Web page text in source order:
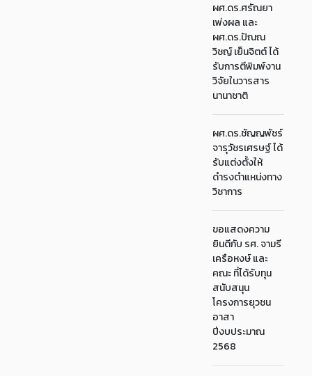
ผศ.ดร.ศรัณยา
เพ่งผล และ
ผศ.ดร.ปัณณ
วิชญ์ เย็นจิตต์ ได้
รับการตีพิมพ์งาน
วิจัยในวารสาร
นานาชาติ
ผศ.ดร.ชัญญพัชร์
จารุวัชรเศรษฐ์ ได้
รับแต่งตั้งให้
ดำรงตำแหน่งทาง
วิชาการ
ขอแสดงความ
ยินดีกับ รศ. จามรี
เครือหงษ์ และ
คณะ ที่ได้รับทุน
สนับสนุน
โครงการยุวชน
อาสา
ปีงบประมาณ
2568